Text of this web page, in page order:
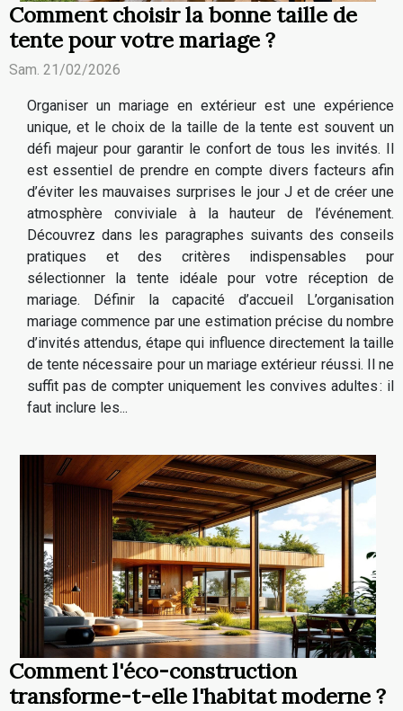
Comment choisir la bonne taille de
tente pour votre mariage ?
Sam. 21/02/2026
Organiser un mariage en extérieur est une expérience
unique, et le choix de la taille de la tente est souvent un
défi majeur pour garantir le confort de tous les invités. Il
est essentiel de prendre en compte divers facteurs afin
d’éviter les mauvaises surprises le jour J et de créer une
atmosphère conviviale à la hauteur de l’événement.
Découvrez dans les paragraphes suivants des conseils
pratiques et des critères indispensables pour
sélectionner la tente idéale pour votre réception de
mariage. Définir la capacité d’accueil L’organisation
mariage commence par une estimation précise du nombre
d’invités attendus, étape qui influence directement la taille
de tente nécessaire pour un mariage extérieur réussi. Il ne
suffit pas de compter uniquement les convives adultes : il
faut inclure les...
Comment l'éco-construction
transforme-t-elle l'habitat moderne ?